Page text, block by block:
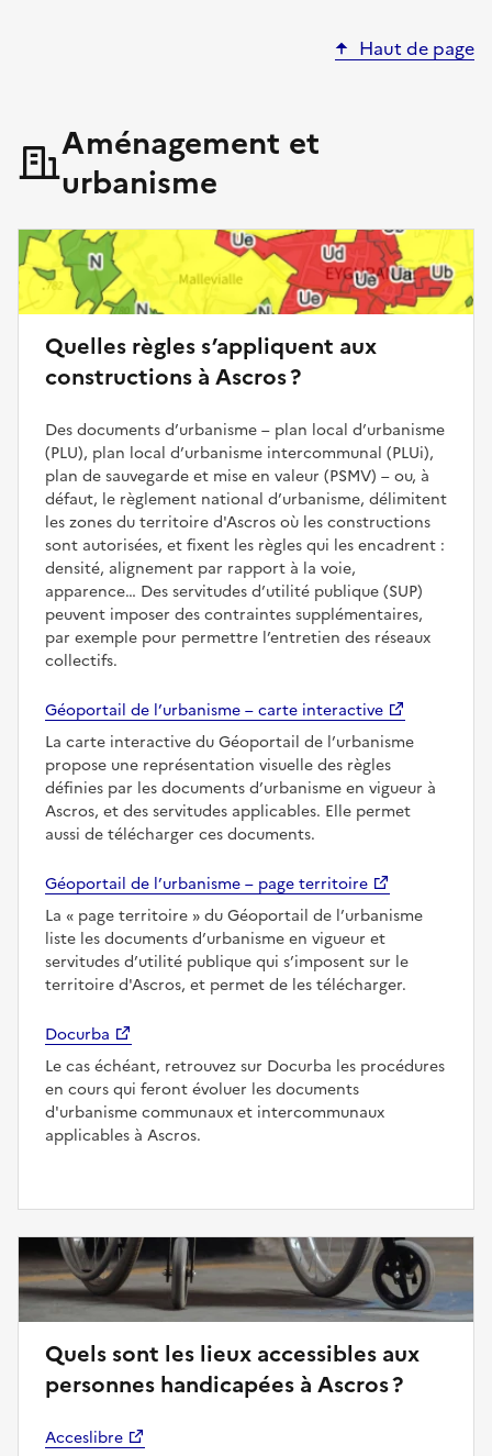
Haut de page
Aménagement et
urbanisme
Quelles règles s’appliquent aux
constructions à Ascros ?
Des documents d’urbanisme – plan local d’urbanisme
(PLU), plan local d’urbanisme intercommunal (PLUi),
plan de sauvegarde et mise en valeur (PSMV) – ou, à
défaut, le règlement national d’urbanisme, délimitent
les zones du territoire d'Ascros où les constructions
sont autorisées, et fixent les règles qui les encadrent :
densité, alignement par rapport à la voie,
apparence… Des servitudes d’utilité publique (SUP)
peuvent imposer des contraintes supplémentaires,
par exemple pour permettre l’entretien des réseaux
collectifs.
Géoportail de l’urbanisme – carte interactive
La carte interactive du Géoportail de l’urbanisme
propose une représentation visuelle des règles
définies par les documents d’urbanisme en vigueur à
Ascros, et des servitudes applicables. Elle permet
aussi de télécharger ces documents.
Géoportail de l’urbanisme – page territoire
La
page territoire
du Géoportail de l’urbanisme
liste les documents d’urbanisme en vigueur et
servitudes d’utilité publique qui s’imposent sur le
territoire d'Ascros, et permet de les télécharger.
Docurba
Le cas échéant, retrouvez sur Docurba les procédures
en cours qui feront évoluer les documents
d'urbanisme communaux et intercommunaux
applicables à Ascros.
Quels sont les lieux accessibles aux
personnes handicapées à Ascros ?
Acceslibre